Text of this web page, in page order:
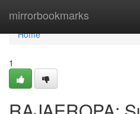
mirrorbookmarks
Home
Home
1